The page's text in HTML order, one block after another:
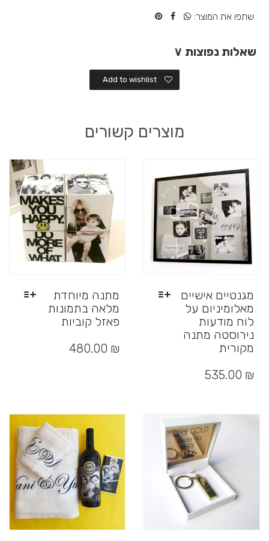
איכותית
שתפו את המוצר:
שאלות נפוצות ∨
Add to wishlist
מוצרים קשורים
מתנה מיוחדת
מלאה בתמונות
פאזל קוביות
זה
את
האפשרויות
המוצר
480.00 ₪
מגנטיים אישיים
מאלומיניום על
לוח מודעות
נירוסטה מתנה
מקורית
זה 535.00 ₪